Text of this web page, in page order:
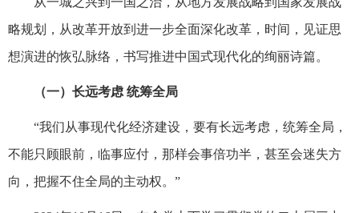
略规划，从改革开放到进一步全面深化改革，时间，见证思
想演进的恢弘脉络，书写推进中国式现代化的绚丽诗篇。
（一）长远考虑 统筹全局
“我们从事现代化经济建设，要有长远考虑，统筹全局，
不能只顾眼前，临事应付，那样会事倍功半，甚至会迷失方
向，把握不住全局的主动权。”